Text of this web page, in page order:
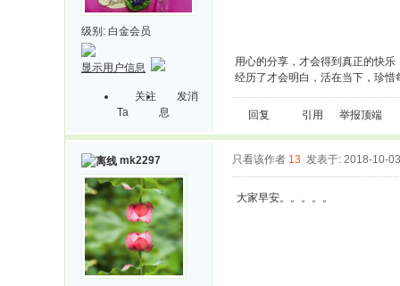
级别: 白金会员
显示用户信息
关注
Ta
发消
息
用心的分享，才会得到真正的快乐
经历了才会明白，活在当下，珍惜
回复 引用 举报顶端
mk2297 只看该作者 13 发表于: 2018-10-03
大家早安。。。。。